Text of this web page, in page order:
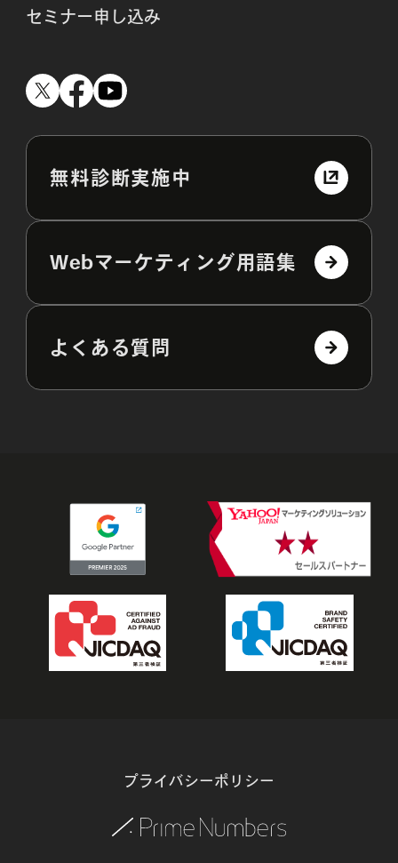
セミナー申し込み
無料診断実施中
Webマーケティング用語集
よくある質問
プライバシーポリシー